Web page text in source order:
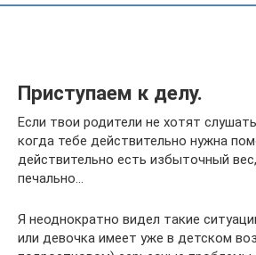
Приступаем к делу.
Если твои родители не хотят
когда тебе действительно нужна
действительно есть избыточный
печально…
Я неоднократно видел такие
или девочка имеет уже в детском